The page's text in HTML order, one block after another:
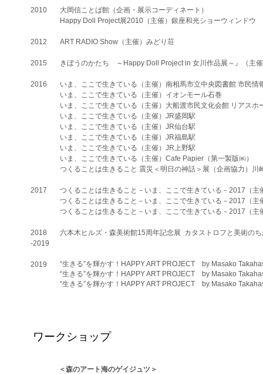
​2010
​2012
​2015
​2016
​2017
2018
​-2019
​2019
大岡信ことば館（企画・展示コーディネート）
Happy Doll Project展2010（主催）銀座和光ショーウィンドウ
ART RADIO Show（主催）みどり荘
きぼうのかたち ～Happy Doll Project in 女川作品展～』（主
いま、ここで生きている（主催）南相馬市立中央図書館 市民情
いま、ここで生きている（主催）イオンモール石巻
いま、ここで生きている（主催）大船渡市民文化会館 リアスホ
いま、ここで生きている（主催）JR盛岡駅
いま、ここで生きている（主催）JR仙台駅
いま、ここで生きている（主催）JR福島駅
いま、ここで生きている（主催）JR上野駅
いま、ここで生きている（主催）Cafe Papier（第一製版㈱）
つくることは生きること 震災＜明日の神話＞展（企画協力）川
つくることは生きること－いま、ここで生きている－2017（主
つくることは生きること－いま、ここで生きている－2017（主
つくることは生きること－いま、ここで生きている－2017（主
六本木ヒルズ・森美術館15周年記念展 カタストロフと美術の
“生きる”を輝かす！HAPPY ART PROJECT by Masako
“生きる”を輝かす！HAPPY ART PROJECT by Masako
“生きる”を輝かす！HAPPY ART PROJECT by Masako
ワークショップ
＜森のアート海のゲイジュツ＞